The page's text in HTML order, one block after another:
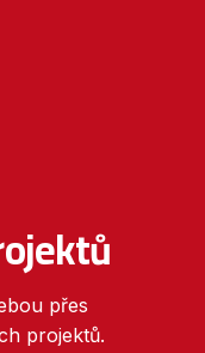
přes
projektů.